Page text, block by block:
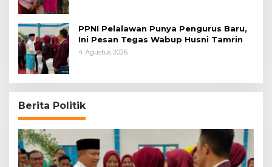
PPNI Pelalawan Punya Pengurus Baru,
Ini Pesan Tegas Wabup Husni Tamrin
4 Agustus 2026
Berita Politik